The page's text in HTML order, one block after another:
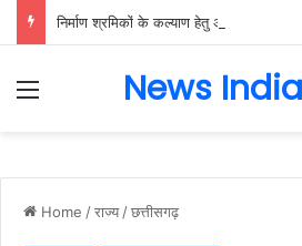
Menu News
Home /राज्य /छत्तीसगढ़